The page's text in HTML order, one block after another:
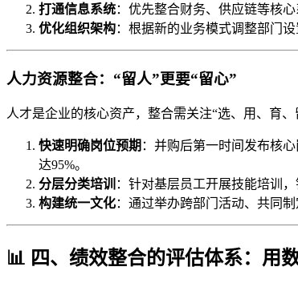
打通信息系统：优先整合财务、供应链等核
优化组织架构：根据新的业务模式调整部门
人力资源整合：“留人”更要“留心”
人才是企业的核心资产，整合需关注“选、用、育、
快速明确岗位预期 ：并购后第一时间发布核
达95%。
分层分类培训 ：针对基层员工开展技能培训
构建统一文化：通过举办跨部门活动、共同
📊 四、绩效整合的评估体系：用